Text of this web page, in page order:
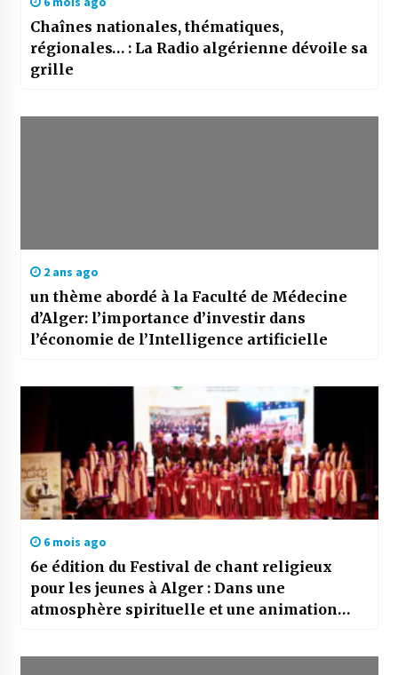
Chaînes nationales, thématiques,
régionales… : La Radio algérienne dévoile sa
grille
2 ans ago
un thème abordé à la Faculté de Médecine
d’Alger: l’importance d’investir dans
l’économie de l’Intelligence artificielle
6 mois ago
6e édition du Festival de chant religieux
pour les jeunes à Alger : Dans une
atmosphère spirituelle et une animation